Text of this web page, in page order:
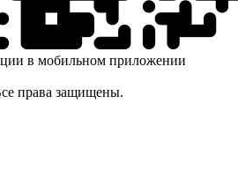
в мобильном приложении
права защищены.